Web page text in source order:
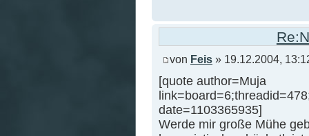
von Feis » 19.12.2004,
[quote author=Muja
date=1103365935]
Werde mir große Mühe